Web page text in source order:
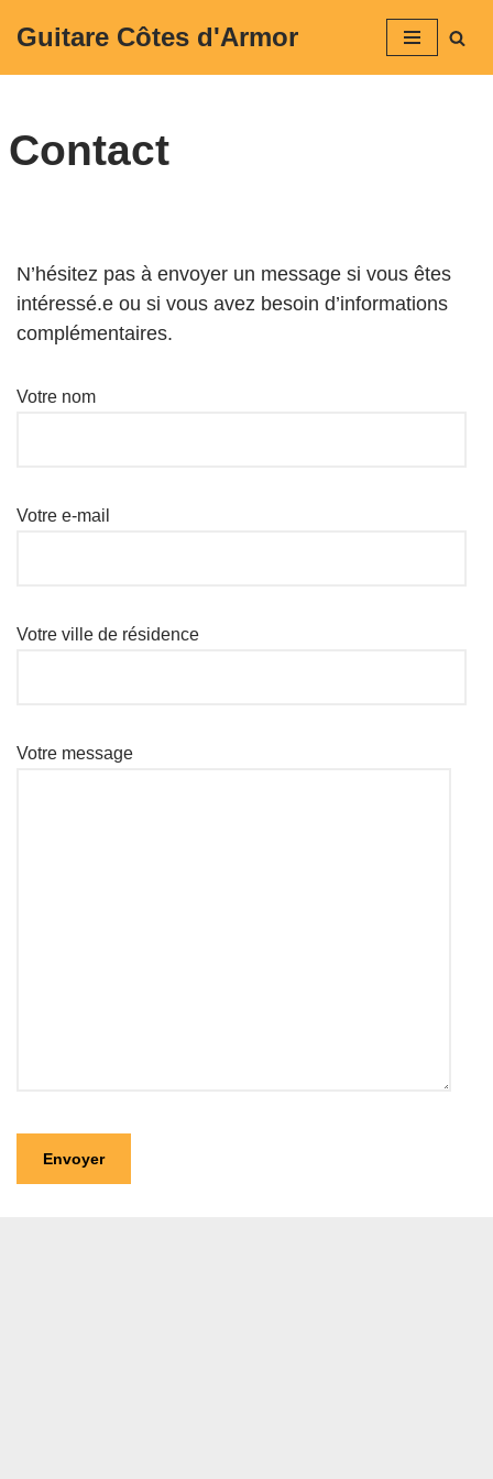
Guitare Côtes d'Armor
Contact
N’hésitez pas à envoyer un message si vous êtes
intéressé.e ou si vous avez besoin d’informations
complémentaires.
Votre nom
Votre e-mail
Votre ville de résidence
Votre message